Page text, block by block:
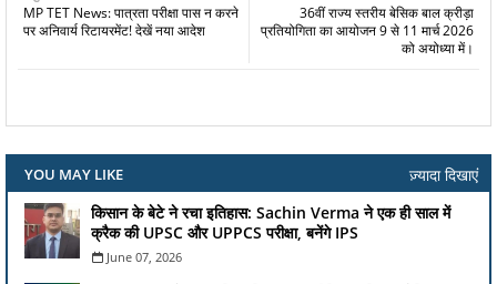
36वीं राज्य स्तरीय बेसिक बाल क्रीड़ा
प्रतियोगिता का आयोजन 9 से 11 मार्च 2026
को अयोध्या में।
MP TET News: पात्रता परीक्षा पास न करने
पर अनिवार्य रिटायरमेंट! देखें नया आदेश
YOU MAY LIKE
ज़्यादा दिखाएं
किसान के बेटे ने रचा इतिहास: Sachin Verma ने एक ही साल में
क्रैक की UPSC और UPPCS परीक्षा, बनेंगे IPS
June 07, 2026